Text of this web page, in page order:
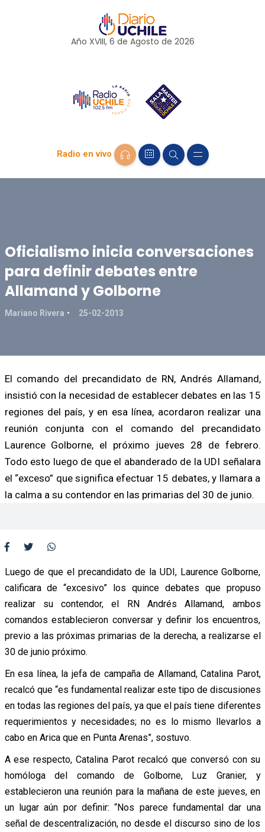
Año XVIII, 6 de Agosto de 2026
Radio en vivo
Oficialismo inicia conversaciones
para definir debates entre
Allamand y Golborne
Mariano Rivera 25-02-2013
El comando del precandidato de RN, Andrés Allamand,
insistió con la necesidad de establecer debates en las 15
regiones del país, y en esa línea, acordaron realizar una
reunión conjunta con el comando del precandidato
Laurence Golborne, el próximo jueves 28 de febrero.
Todo esto luego de que el abanderado de la UDI señalara
el “exceso” que significa efectuar 15 debates, y llamara a
la calma a su contendor en las primarias del 30 de junio.
Luego de que el precandidato de la UDI, Laurence Golborne,
calificara de “excesivo” los quince debates que propuso
realizar su contendor, el RN Andrés Allamand, ambos
comandos establecieron conversar y definir los encuentros,
previo a las próximas primarias de la derecha, a realizarse el
30 de junio próximo.
En esa línea, la jefa de campaña de Allamand, Catalina Parot,
recalcó que “es fundamental realizar este tipo de discusiones
en todas las regiones del país, ya que el país tiene diferentes
requerimientos y necesidades; no es lo mismo llevarlos a
cabo en Arica que en Punta Arenas”, sostuvo.
A ese respecto, Catalina Parot recalcó que conversó con su
homóloga del comando de Golborne, Luz Granier, y
establecieron una reunión para la mañana de este jueves, en
un lugar aún por definir: “Nos parece fundamental dar una
señal de descentralización, no desde el discurso sino de los